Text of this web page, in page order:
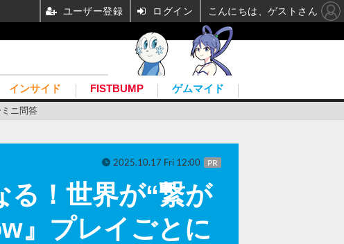
ニ問答
インサイド FISTBUMP ゲムマイド
る！世界が“繋が
』プレイごとに
2025.10.17 Fri 12:00 PR
ユーザー登録 ログイン こんにちは、ゲストさん